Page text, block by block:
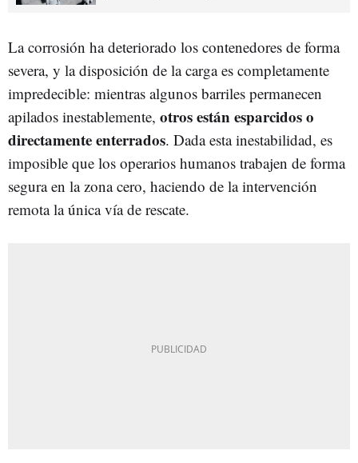
La corrosión ha deteriorado los contenedores de forma
severa, y la disposición de la carga es completamente
impredecible: mientras algunos barriles permanecen
apilados inestablemente, otros están esparcidos o
directamente enterrados. Dada esta inestabilidad, es
imposible que los operarios humanos trabajen de forma
segura en la zona cero, haciendo de la intervención
remota la única vía de rescate.